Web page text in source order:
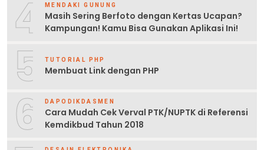
4 MENDAKI GUNUNG
Masih Sering Berfoto dengan Kertas Ucapan?
Kampungan! Kamu Bisa Gunakan Aplikasi Ini!
5 TUTORIAL PHP
Membuat Link dengan PHP
6 DAPODIKDASMEN
Cara Mudah Cek Verval PTK/NUPTK di Referensi
Kemdikbud Tahun 2018